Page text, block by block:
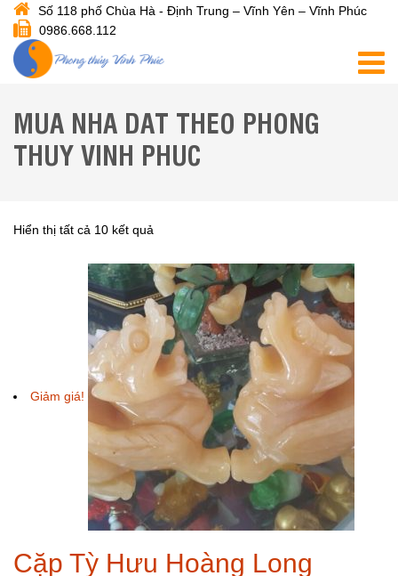
Số 118 phố Chùa Hà - Định Trung – Vĩnh Yên – Vĩnh Phúc
0986.668.112
MUA NHA DAT THEO PHONG
THUY VINH PHUC
Hiển thị tất cả 10 kết quả
Giảm giá!
Cặp Tỳ Hưu Hoàng Long